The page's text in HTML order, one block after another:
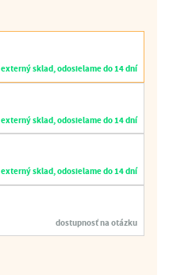
externý sklad, odosielame do 14 dní
externý sklad, odosielame do 14 dní
externý sklad, odosielame do 14 dní
dostupnosť na otázku